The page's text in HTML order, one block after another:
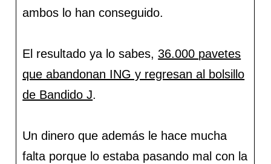
ambos lo han conseguido.
El resultado ya lo sabes,36.000 pavetes
que abandonan ING y regresan al bolsillo
de Bandido J.
Un dinero que además le hace mucha
falta porque lo estaba pasando mal con la